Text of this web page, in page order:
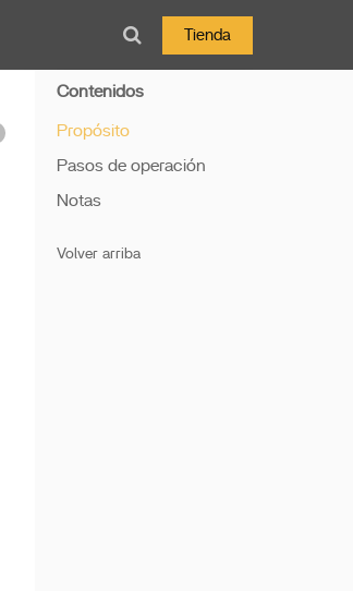
Tienda
Contenidos
Propósito
Pasos de operación
Notas
Volver arriba